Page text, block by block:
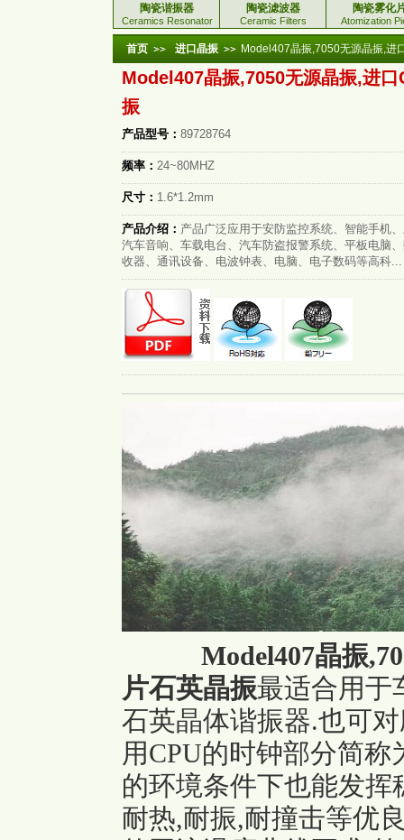
陶瓷谐振器
Ceramics Resonator
陶瓷滤波器
Ceramic Filters
陶瓷雾化
Atomization
首页 进口晶振 Model407晶振,7050无源晶振,进
Model407晶振,7050无源晶振,进口
振
产品型号： 89728764
频率： 24~80MHZ
尺寸： 1.6*1.2mm
产品介绍： 产品广泛应用于安防监控系统、智能手机
汽车音响、车载电台、汽车防盗报警系统、平板电脑
收器、通讯设备、电波钟表、电脑、电子数码等高科...
Model407晶振
片石英晶振最适合用于
石英晶体谐振器.也可
用CPU的时钟部分简
的环境条件下也能发
耐热,耐振,耐撞击等优